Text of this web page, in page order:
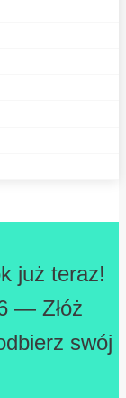
już teraz!
— Złóż
swój